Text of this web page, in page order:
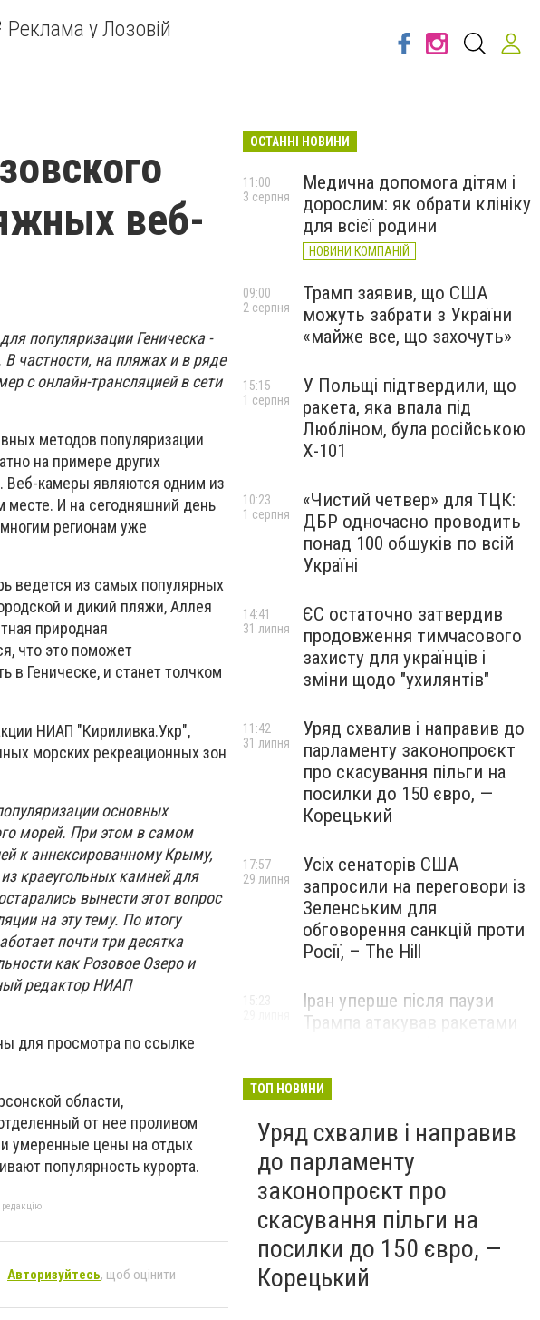
Реклама у Лозовій
веб-
популяризации Геническа -
частности, на пляжах и в ряде
с онлайн-трансляцией в сети
методов популяризации
на примере других
Веб-камеры являются одним из
месте. И на сегодняшний день
регионам уже
ведется из самых популярных
и дикий пляжи, Аллея
природная
что это поможет
в Геническе, и станет толчком
НИАП "Кириливка.Укр",
морских рекреационных зон
основных
морей. При этом в самом
к аннексированному Крыму,
краеугольных камней для
вынести этот вопрос
на эту тему. По итогу
почти три десятка
как Розовое Озеро и
редактор НИАП
для просмотра по ссылке
области,
от нее проливом
умеренные цены на отдых
популярность курорта.
Авторизуйтесь, щоб оцінити
ОСТАННІ НОВИНИ
Медична допомога дітям і
дорослим: як обрати клініку
для всієї родини
НОВИНИ КОМПАНІЙ
11:00
3 серпня
Трамп заявив, що США
можуть забрати з України
«майже все, що захочуть»
09:00
2 серпня
У Польщі підтвердили, що
ракета, яка впала під
Любліном, була російською
Х-101
15:15
1 серпня
«Чистий четвер» для ТЦК:
ДБР одночасно проводить
понад 100 обшуків по всій
Україні
10:23
1 серпня
ЄС остаточно затвердив
продовження тимчасового
захисту для українців і
зміни щодо "ухилянтів"
14:41
31 липня
Уряд схвалив і направив до
парламенту законопроєкт
про скасування пільги на
посилки до 150 євро, —
Корецький
11:42
31 липня
Усіх сенаторів США
запросили на переговори із
Зеленським для
обговорення санкцій проти
Росії, – The Hill
17:57
29 липня
Іран уперше після паузи
Трампа атакував ракетами
15:23
ТОП НОВИНИ
Уряд схвалив і направив
до парламенту
законопроєкт про
скасування пільги на
посилки до 150 євро, —
Корецький